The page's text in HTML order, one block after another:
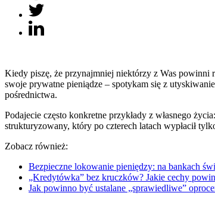
Kiedy piszę, że przynajmniej niektórzy z Was powinni
swoje prywatne pieniądze – spotykam się z
pośrednictwa.
Podajecie często konkretne przykłady z własnego
strukturyzowany, który po czterech latach wypłacił
Zobacz również:
Bezpieczne lokowanie pieniędzy: na bankach
„Kredytówka” bez kruczków? Jakie cechy
Jak powinno być ustalane „sprawiedliwe”